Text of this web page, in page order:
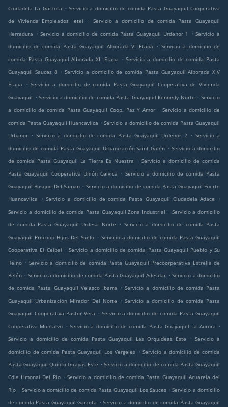
Ciudadela La Garzota . Servicio a domicilio de comida Pasta Guayaquil Cooperativa
de Vivienda Empleados Ietel
. Servicio a domicilio de comida Pasta Guayaquil
Herradura
. Servicio a domicilio de comida Pasta Guayaquil Urdenor 1 . Servicio a
domicilio de comida Pasta Guayaquil Alborada VI Etapa
. Servicio a domicilio de
comida Pasta Guayaquil Alborada XII Etapa
. Servicio a domicilio de comida Pasta
Guayaquil Sauces 8 . Servicio a domicilio de comida Pasta Guayaquil Alborada XIV
Etapa
. Servicio a domicilio de comida Pasta Guayaquil Cooperativa de Vivienda
Guayaquil . Servicio a domicilio de comida Pasta Guayaquil Kennedy Norte . Servicio
a domicilio de comida Pasta Guayaquil Coop. Paz Y Amor . Servicio a domicilio de
comida Pasta Guayaquil Huancavilca . Servicio a domicilio de comida Pasta Guayaquil
Urbanor . Servicio a domicilio de comida Pasta Guayaquil Urdenor 2 . Servicio a
domicilio de comida Pasta Guayaquil Urbanización Saint Galen . Servicio a domicilio
de comida Pasta Guayaquil La Tierra Es Nuestra
. Servicio a domicilio de comida
Pasta Guayaquil Cooperativa Unión Ceivica
. Servicio a domicilio de comida Pasta
Guayaquil Bosque Del Saman . Servicio a domicilio de comida Pasta Guayaquil Fuerte
Huancavilca
. Servicio a domicilio de comida Pasta Guayaquil Ciudadela Adace
.
Servicio a domicilio de comida Pasta Guayaquil Zona Industrial . Servicio a domicilio
de comida Pasta Guayaquil Urdesa Norte
. Servicio a domicilio de comida Pasta
Guayaquil Precoop Hijos Del Suelo . Servicio a domicilio de comida Pasta Guayaquil
Cooperativa El Ceibal . Servicio a domicilio de comida Pasta Guayaquil Pueblo y Su
Reino . Servicio a domicilio de comida Pasta Guayaquil Precoorperativa Estrella de
Belén . Servicio a domicilio de comida Pasta Guayaquil Adesdac . Servicio a domicilio
de comida Pasta Guayaquil Velasco Ibarra
. Servicio a domicilio de comida Pasta
Guayaquil Urbanización Mirador Del Norte
. Servicio a domicilio de comida Pasta
Guayaquil Cooperativa Pastor Vera . Servicio a domicilio de comida Pasta Guayaquil
Cooperativa Montalvo . Servicio a domicilio de comida Pasta Guayaquil La Aurora .
Servicio a domicilio de comida Pasta Guayaquil Las Orquídeas Este
. Servicio a
domicilio de comida Pasta Guayaquil Los Vergeles . Servicio a domicilio de comida
Pasta Guayaquil Quinto Guayas Este . Servicio a domicilio de comida Pasta Guayaquil
Cdla Limonal Del Rio . Servicio a domicilio de comida Pasta Guayaquil Acuarela del
Río . Servicio a domicilio de comida Pasta Guayaquil Los Sauces . Servicio a domicilio
de comida Pasta Guayaquil Garzota . Servicio a domicilio de comida Pasta Guayaquil